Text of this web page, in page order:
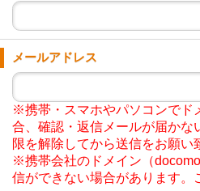
メールアドレス
※携帯・スマホやパソコンでド
合、確認・返信メールが届かな
限を解除してから送信をお願い
※携帯会社のドメイン（
信ができない場合があります。